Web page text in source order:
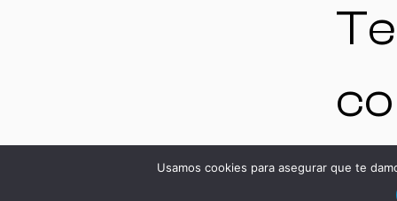
co
Usamos cookies para asegurar que te